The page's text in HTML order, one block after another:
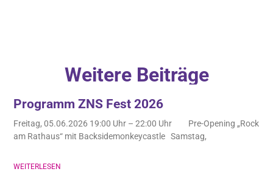
Weitere Beiträge
Programm ZNS Fest 2026
Freitag, 05.06.2026 19:00 Uhr – 22:00 Uhr Pre-Opening „Rock
am Rathaus“ mit Backsidemonkeycastle Samstag,
WEITERLESEN